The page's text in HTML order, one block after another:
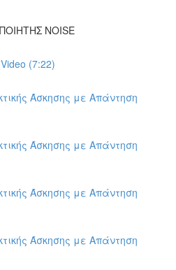
NOISE
(7:22)
Άσκησης με Απάντηση
Άσκησης με Απάντηση
Άσκησης με Απάντηση
Άσκησης με Απάντηση